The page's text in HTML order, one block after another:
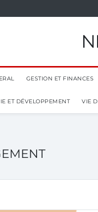
GESTION ET FINANCES
ET DÉVELOPPEMENT VIE